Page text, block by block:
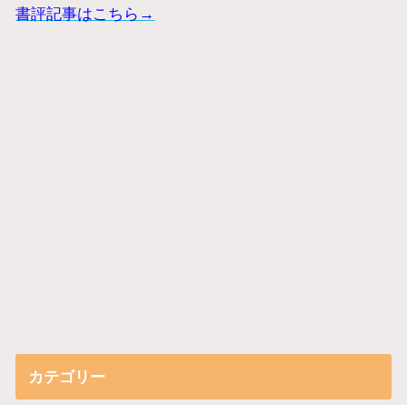
書評記事はこちら→
カテゴリー